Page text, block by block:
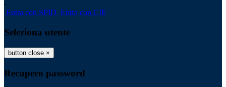
-
Entra con SPID Entra con CIE
Seleziona utente
button close ×
Recupero password